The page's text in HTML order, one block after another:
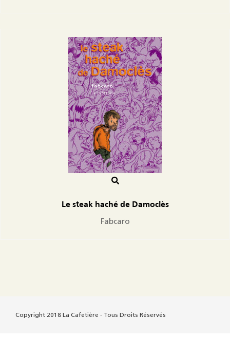
Le steak haché de Damoclès
Fabcaro
Copyright 2018 La Cafetière - Tous Droits Réservés